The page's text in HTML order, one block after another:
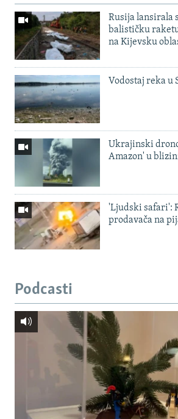
Rusija lansirala
balističku
na Kijevsku
Vodostaj reka u
Ukrajinski
Amazon' u
'Ljudski safari':
prodavača na
Podcasti